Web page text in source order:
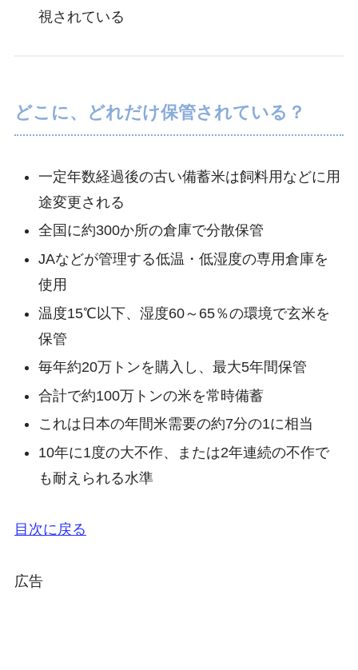
視されている
どこに、どれだけ保管されている？
一定年数経過後の古い備蓄米は飼料用などに用
途変更される
全国に約300か所の倉庫で分散保管
JAなどが管理する低温・低湿度の専用倉庫を
使用
温度15℃以下、湿度60～65％の環境で玄米を
保管
毎年約20万トンを購入し、最大5年間保管
合計で約100万トンの米を常時備蓄
これは日本の年間米需要の約7分の1に相当
10年に1度の大不作、または2年連続の不作で
も耐えられる水準
目次に戻る
広告